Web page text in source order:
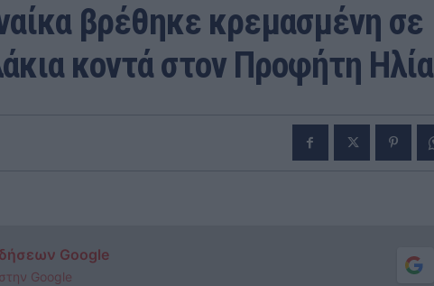
βρέθηκε κρεμασμένη σε
κοντά στον Προφήτη Ηλία
Google
Google